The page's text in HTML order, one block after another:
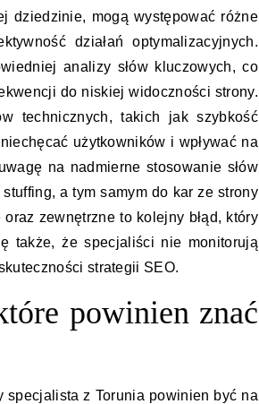
dziedzinie, mogą występować różne
działań optymalizacyjnych.
analizy słów kluczowych, co
do niskiej widoczności strony.
technicznych, takich jak szybkość
użytkowników i wpływać na
na nadmierne stosowanie słów
a tym samym do kar ze strony
zewnętrzne to kolejny błąd, który
także, że specjaliści nie monitorują
strategii SEO.
powinien znać
z Torunia powinien być na